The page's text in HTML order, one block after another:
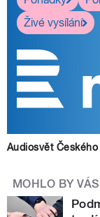
Živé vysílání
Audiosvět
MOHLO BY